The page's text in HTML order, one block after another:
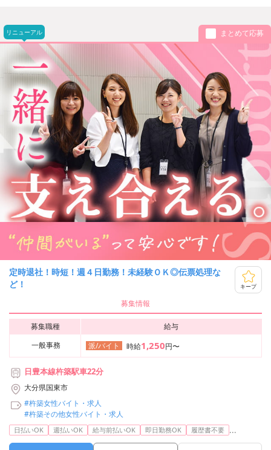
リニューアル まとめて応募
定時退社！時短！週４日勤務！未経験ＯＫ◎伝票処理な
ど！
キープ
募集情報
募集職種
給与
一般事務
派/バイト 時給1,250円〜
日豊本線杵築駅車22分
大分県国東市
#杵築女性バイト・求人
#杵築その他女性バイト・求人
日払いOK 週払いOK 給与前払いOK 即日勤務OK 履歴書不要 ...